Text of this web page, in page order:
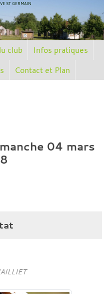
ST GERMAIN
club
Infos pratiques
Contact et Plan
04 mars